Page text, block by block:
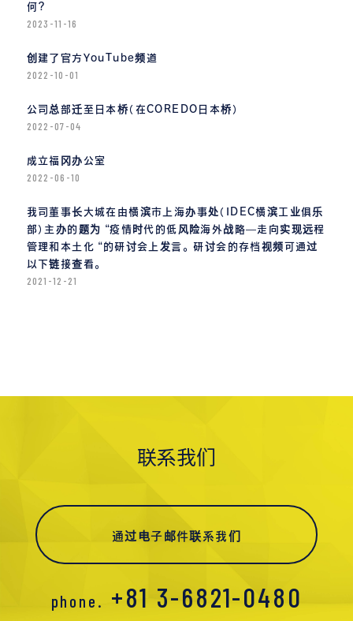
何?
2023-11-16
创建了官方YouTube频道
2022-10-01
公司总部迁至日本桥（在COREDO日本桥）
2022-07-04
成立福冈办公室
2022-06-10
我司董事长大城在由横滨市上海办事处（IDEC横滨工业俱乐
部）主办的题为 “疫情时代的低风险海外战略—走向实现远程
管理和本土化 “的研讨会上发言。 研讨会的存档视频可通过
以下链接查看。
2021-12-21
联系我们
通过电子邮件联系我们
phone. +81 3-6821-0480